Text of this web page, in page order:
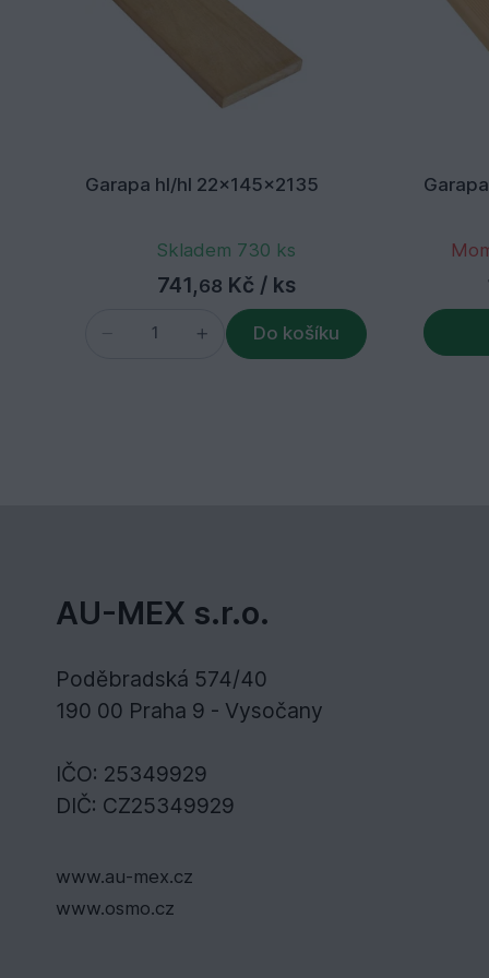
Garapa hl/hl 22x145x2135
Skladem 730 ks
741,68 Kč / ks
Do košíku
AU-MEX s.r.o.
Poděbradská 574/40
190 00 Praha 9 - Vysočany
IČO: 25349929
DIČ: CZ25349929
www.au-mex.cz
www.osmo.cz